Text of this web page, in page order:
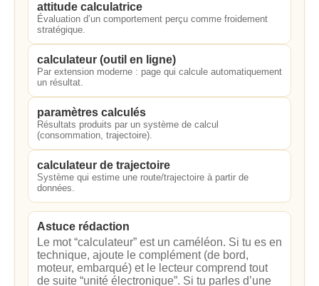
attitude calculatrice
Évaluation d’un comportement perçu comme froidement
stratégique.
calculateur (outil en ligne)
Par extension moderne : page qui calcule automatiquement
un résultat.
paramètres calculés
Résultats produits par un système de calcul
(consommation, trajectoire).
calculateur de trajectoire
Système qui estime une route/trajectoire à partir de
données.
Astuce rédaction
Le mot “calculateur” est un caméléon. Si tu es en
technique, ajoute le complément (de bord,
moteur, embarqué) et le lecteur comprend tout
de suite “unité électronique”. Si tu parles d’une